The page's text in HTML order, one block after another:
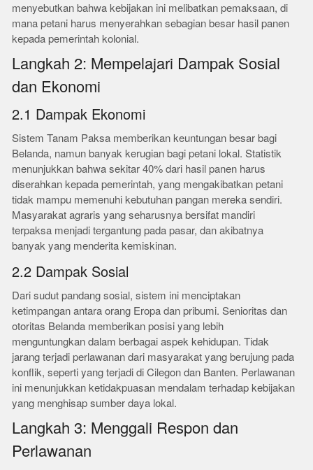
menyebutkan bahwa kebijakan ini melibatkan pemaksaan, di
mana petani harus menyerahkan sebagian besar hasil panen
kepada pemerintah kolonial.
Langkah 2: Mempelajari Dampak Sosial
dan Ekonomi
2.1 Dampak Ekonomi
Sistem Tanam Paksa memberikan keuntungan besar bagi
Belanda, namun banyak kerugian bagi petani lokal. Statistik
menunjukkan bahwa sekitar 40% dari hasil panen harus
diserahkan kepada pemerintah, yang mengakibatkan petani
tidak mampu memenuhi kebutuhan pangan mereka sendiri.
Masyarakat agraris yang seharusnya bersifat mandiri
terpaksa menjadi tergantung pada pasar, dan akibatnya
banyak yang menderita kemiskinan.
2.2 Dampak Sosial
Dari sudut pandang sosial, sistem ini menciptakan
ketimpangan antara orang Eropa dan pribumi. Senioritas dan
otoritas Belanda memberikan posisi yang lebih
menguntungkan dalam berbagai aspek kehidupan. Tidak
jarang terjadi perlawanan dari masyarakat yang berujung pada
konflik, seperti yang terjadi di Cilegon dan Banten. Perlawanan
ini menunjukkan ketidakpuasan mendalam terhadap kebijakan
yang menghisap sumber daya lokal.
Langkah 3: Menggali Respon dan
Perlawanan